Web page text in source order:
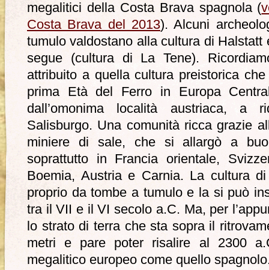
megalitici della Costa Brava spagnola (
Costa Brava del 2013). Alcuni
tumulo valdostano alla cultura di
segue (cultura di La Tene).
attribuito a quella cultura preistorica
prima Età del Ferro in Europa
dall’omonima località austriaca, a
Salisburgo. Una comunità ricca grazie
miniere di sale, che si allargò a
soprattutto in Francia orientale,
Boemia, Austria e Carnia. La cultura
proprio da tombe a tumulo e la si può
tra il VII e il VI secolo a.C. Ma, per
lo strato di terra che sta sopra il
metri e pare poter risalire al 2300
megalitico europeo come quello